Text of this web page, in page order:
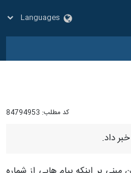
کد مطلب: 84794953